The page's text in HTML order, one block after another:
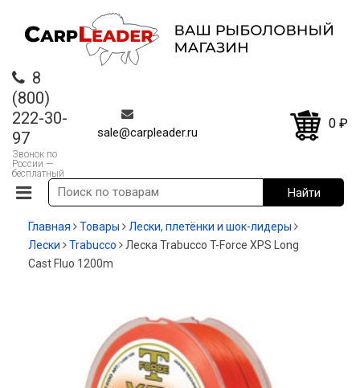
8
(800)
222-30-
97
Звонок по
России —
бесплатный
sale@carpleader.ru
0 ₽
Главная Товары
Лески, плетёнки и шок-лидеры
Лески
Trabucco
Леска Trabucco T-Force XPS Long
Cast Fluo 1200m